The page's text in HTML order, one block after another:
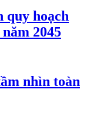
quy hoạch
2045
nhìn toàn